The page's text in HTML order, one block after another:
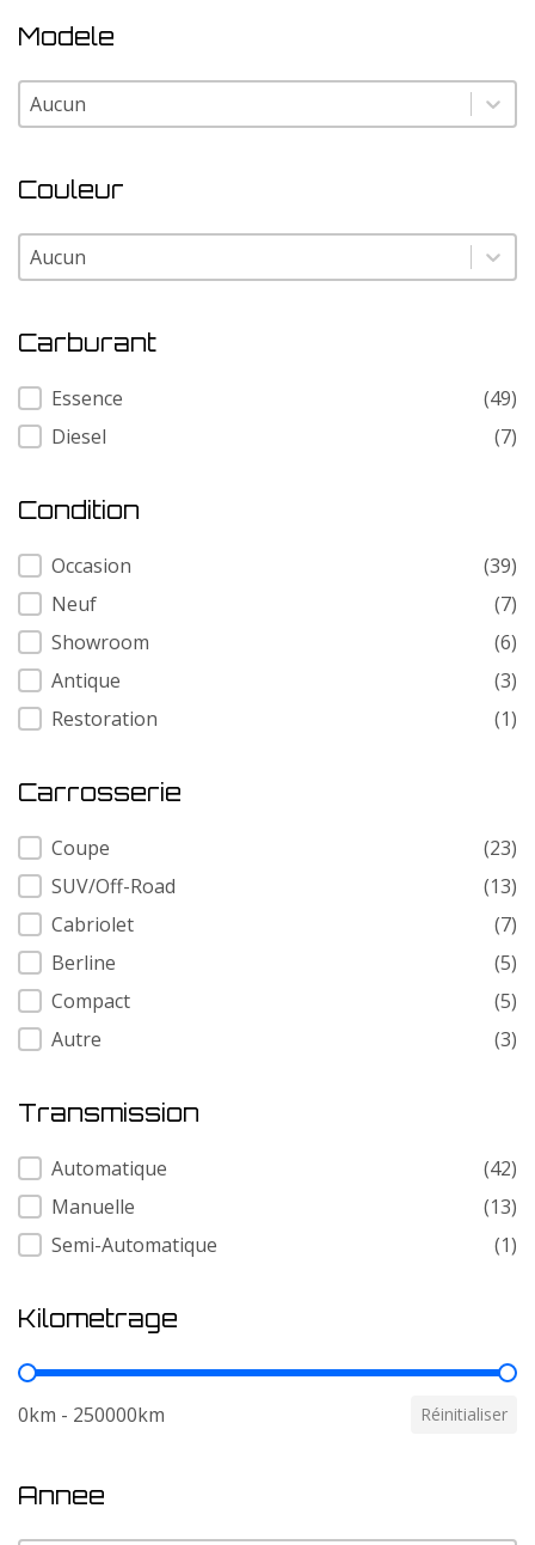
Modele
Modele
Modele
Couleur
Couleur
Couleur
Carburant
Carburant
Essence
(49)
Diesel
(7)
Condition
Condition
Occasion
(39)
Neuf
(7)
Showroom
(6)
Antique
(3)
Restoration
(1)
Carrosserie
Carrosserie
Coupe
(23)
SUV/Off-Road
(13)
Cabriolet
(7)
Berline
(5)
Compact
(5)
Autre
(3)
Transmission
Transmission
Automatique
(42)
Manuelle
(13)
Semi-Automatique
(1)
Kilometrage
Kilometrage
0km - 250000km Réinitialiser
Annee